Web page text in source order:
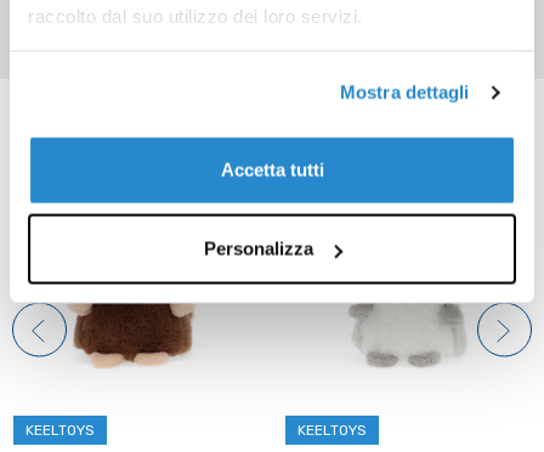
raccolto dal suo utilizzo dei loro servizi.
Mostra dettagli
Accetta tutti
Personalizza
KEELTOYS KEELTOYS